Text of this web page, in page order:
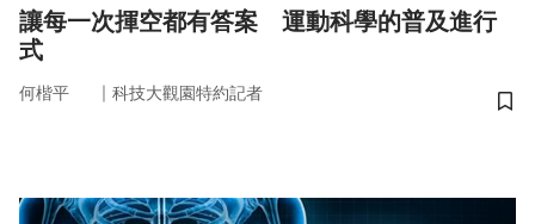
讓每一次揮空都有答案 運動科學的普及進行
式
何楷平 ｜ 科技大觀園特約記者
儲